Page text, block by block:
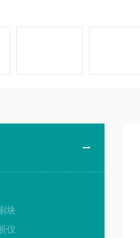
块
仪